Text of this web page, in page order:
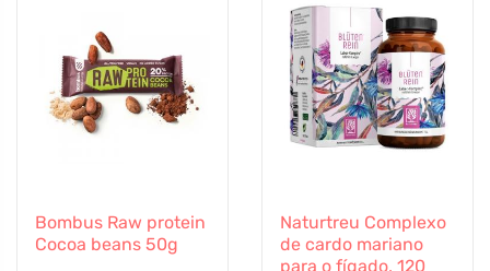
Bombus Raw protein
Cocoa beans 50g
Naturtreu Complexo
de cardo mariano
para o fígado, 120